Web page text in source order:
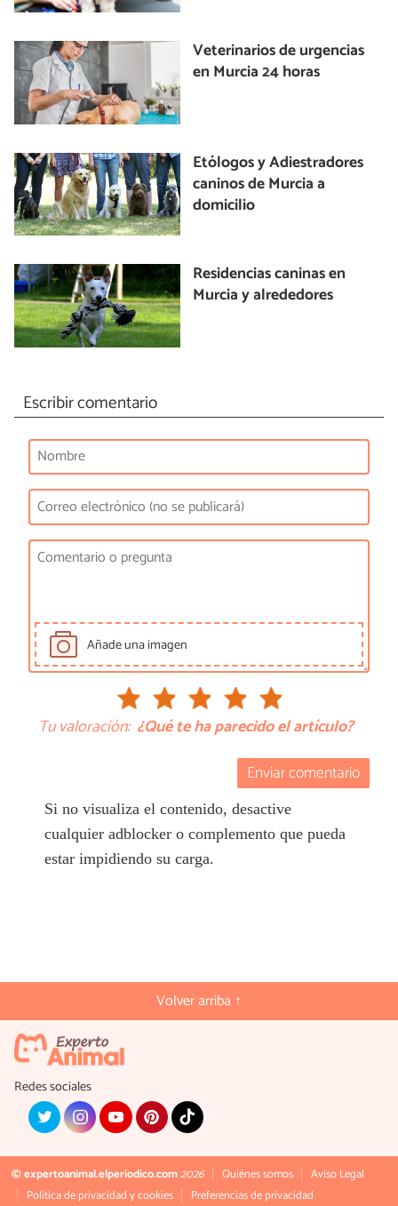
Veterinarios de urgencias
en Murcia 24 horas
Etólogos y Adiestradores
caninos de Murcia a
domicilio
Residencias caninas en
Murcia y alrededores
Escribir comentario
Añade una imagen
Tu valoración: ¿Qué te ha parecido el artículo?
Enviar comentario
Si no visualiza el contenido, desactive
cualquier adblocker o complemento que pueda
estar impidiendo su carga.
Volver arriba ↑
Redes sociales
© expertoanimal.elperiodico.com2026 Quiénes somos
Aviso Legal
Política de privacidad y cookies
Preferencias de privacidad